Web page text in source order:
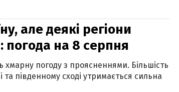
але деякі регіони
погода на 8 серпня
хмарну погоду з проясненнями. Більшість
південному сході утримається сильна